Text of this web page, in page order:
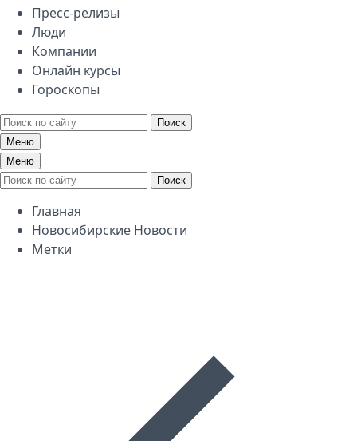
Пресс-релизы
Люди
Компании
Онлайн курсы
Гороскопы
Поиск
Меню
Меню
Поиск
Главная
Новосибирские Новости
Метки